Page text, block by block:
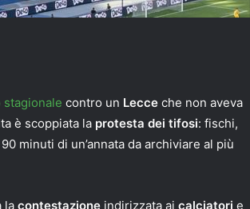
contro un Lecce che non aveva
è scoppiata la protesta dei tifosi: fischi,
minuti di un’annata da archiviare al più
la contestazione indirizzata ai calciatori e